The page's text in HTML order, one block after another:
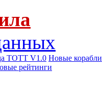
ТОТТ V1.0 Новые корабли
рейтинги